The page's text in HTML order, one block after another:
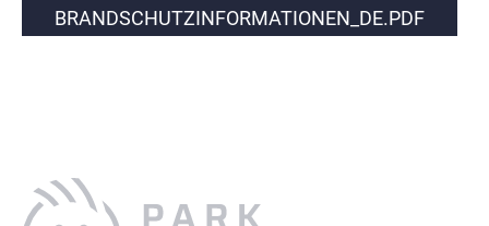
BRANDSCHUTZINFORMATIONEN_DE.PDF